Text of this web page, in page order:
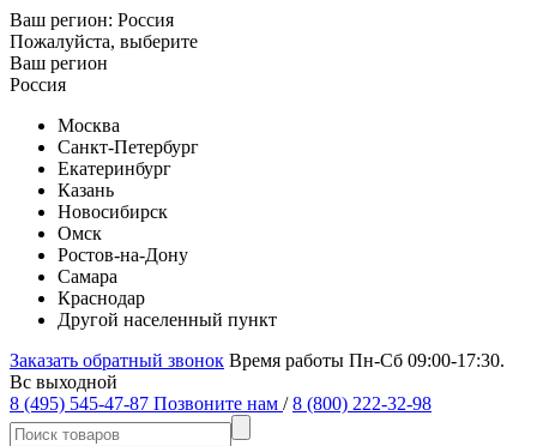
Ваш регион: Россия
Пожалуйста, выберите
Ваш регион
Россия
Москва
Санкт-Петербург
Екатеринбург
Казань
Новосибирск
Омск
Ростов-на-Дону
Самара
Краснодар
Другой населенный пункт
Заказать обратный звонок Время работы Пн-Сб 09:00-17:30.
Вс выходной
8 (495) 545-47-87 Позвоните нам / 8 (800) 222-32-98